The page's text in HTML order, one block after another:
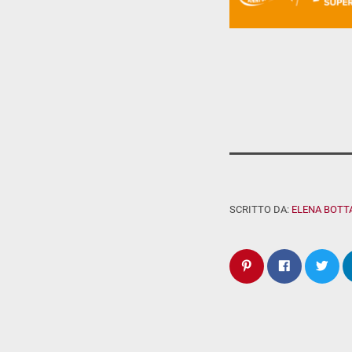
SCRITTO DA: ELENA